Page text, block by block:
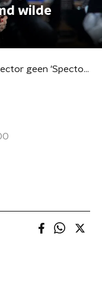
wilde
Waarom Ronnie Spector geen 'Spector' meer genoemd wilde worden